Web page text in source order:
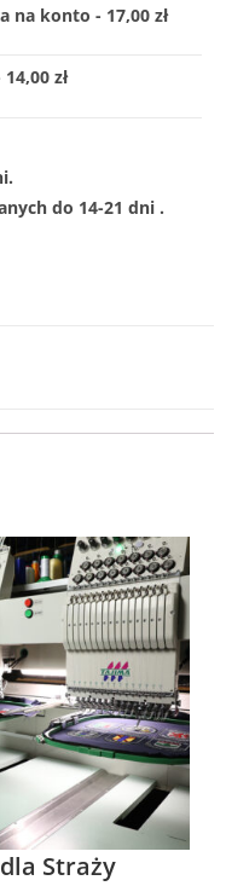
na konto - 17,00 zł
zł
do 14-21 dni .
Straży